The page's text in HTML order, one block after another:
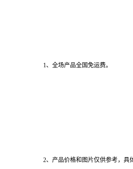
1、全场产品全国免运费。
2、产品价格和图片仅供参考，具